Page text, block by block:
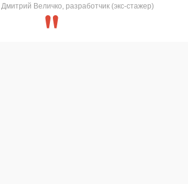
Дмитрий Величко, разработчик (экс-стажер)